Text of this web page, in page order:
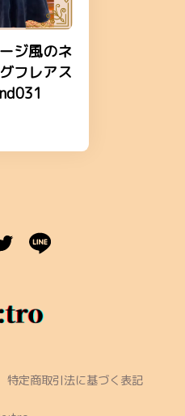
ジ風のネ
フレアス
特定商取引法に基づく表記